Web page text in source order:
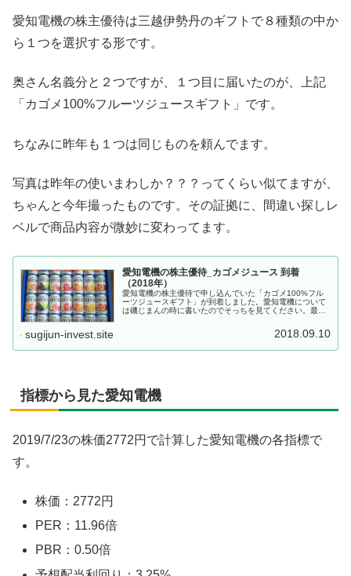
愛知電機の株主優待は三越伊勢丹のギフトで８種類の中か
ら１つを選択する形です。
奥さん名義分と２つですが、１つ目に届いたのが、上記
「カゴメ100%フルーツジュースギフト」です。
ちなみに昨年も１つは同じものを頼んでます。
写真は昨年の使いまわしか？？？ってくらい似てますが、
ちゃんと今年撮ったものです。その証拠に、間違い探しレ
ベルで商品内容が微妙に変わってます。
愛知電機の株主優待_カゴメジュース 到着
（2018年）
愛知電機の株主優待で申し込んでいた「カゴメ100%フル
ーツジュースギフト」が到着しました。愛知電機について
は磯じまんの時に書いたのでそっちを見てください。最近
sugijun-invest.site 2018.09.10
指標から見た愛知電機
2019/7/23の株価2772円で計算した愛知電機の各指標で
す。
株価：2772円
PER：11.96倍
PBR：0.50倍